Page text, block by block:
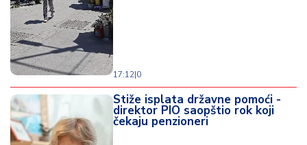
17:12|0
Stiže isplata državne pomoći -
direktor PIO saopštio rok koji
čekaju penzioneri